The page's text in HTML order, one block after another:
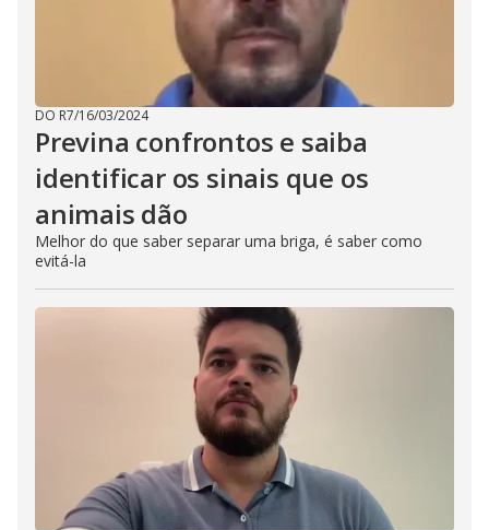
DO R7/16/03/2024
Previna confrontos e saiba
identificar os sinais que os
animais dão
Melhor do que saber separar uma briga, é saber como
evitá-la